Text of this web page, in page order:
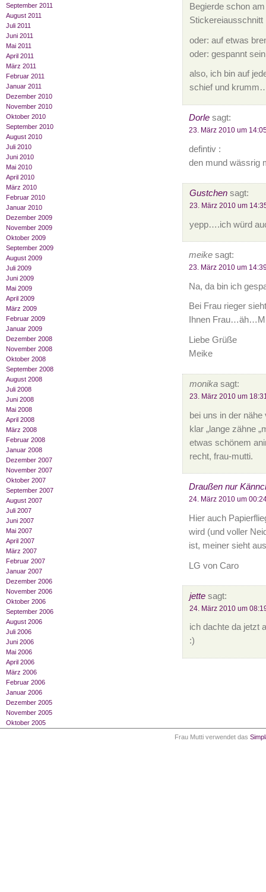
September 2011
August 2011
Juli 2011
Juni 2011
Mai 2011
April 2011
März 2011
Februar 2011
Januar 2011
Dezember 2010
November 2010
Oktober 2010
September 2010
August 2010
Juli 2010
Juni 2010
Mai 2010
April 2010
März 2010
Februar 2010
Januar 2010
Dezember 2009
November 2009
Oktober 2009
September 2009
August 2009
Juli 2009
Juni 2009
Mai 2009
April 2009
März 2009
Februar 2009
Januar 2009
Dezember 2008
November 2008
Oktober 2008
September 2008
August 2008
Juli 2008
Juni 2008
Mai 2008
April 2008
März 2008
Februar 2008
Januar 2008
Dezember 2007
November 2007
Oktober 2007
September 2007
August 2007
Juli 2007
Juni 2007
Mai 2007
April 2007
März 2007
Februar 2007
Januar 2007
Dezember 2006
November 2006
Oktober 2006
September 2006
August 2006
Juli 2006
Juni 2006
Mai 2006
April 2006
März 2006
Februar 2006
Januar 2006
Dezember 2005
November 2005
Oktober 2005
Begierde schon
oder: auf etwas
oder: gespannt
also, ich bin auf
schief und
Dorlesagt:
23. März 2010 um
defintiv :
den mund wässrig
Gustchensagt:
23. März 2010 um
yepp….ich würd
meikesagt:
23. März 2010 um
Na, da bin ich
Bei Frau rieger
Ihnen
Liebe Grüße
Meike
monikasagt:
23. März 2010 um
bei uns in der
klar „lange zähne
etwas schönem
recht, frau-mutti.
Draußen nur
24. März 2010 um
Hier auch
wird (und voller
ist, meiner sieht
LG von Caro
jettesagt:
24. März 2010 um
ich dachte da jetzt
:)
Frau Mutti verwendet das